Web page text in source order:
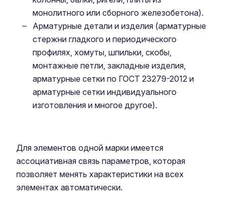
монолитного или сборного железобетона).
Арматурные детали и изделия (арматурные
стержни гладкого и периодического
профилях, хомуты, шпильки, скобы,
монтажные петли, закладные изделия,
арматурные сетки по ГОСТ 23279-2012 и
арматурные сетки индивидуального
изготовления и многое другое).
Для элементов одной марки имеется
ассоциативная связь параметров, которая
позволяет менять характеристики на всех
элементах автоматически.